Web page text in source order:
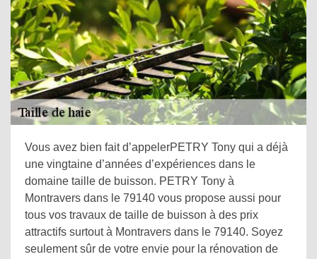
Vous avez bien fait d’appelerPETRY Tony qui a déjà
une vingtaine d’années d’expériences dans le
domaine taille de buisson. PETRY Tony à
Montravers dans le 79140 vous propose aussi pour
tous vos travaux de taille de buisson à des prix
attractifs surtout à Montravers dans le 79140. Soyez
seulement sûr de votre envie pour la rénovation de